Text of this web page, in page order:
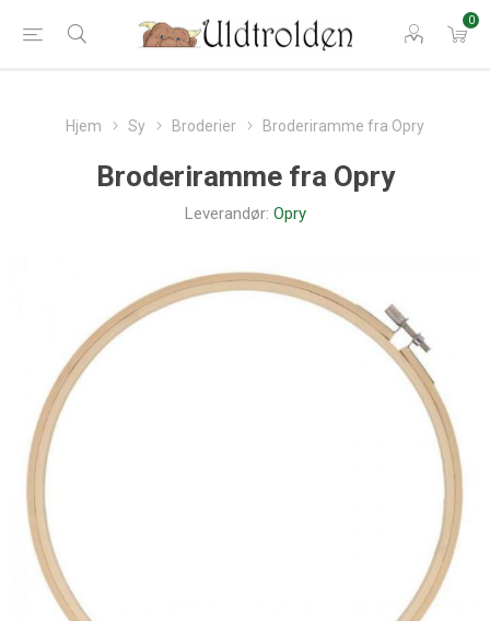
0
Hjem Sy Broderier Broderiramme fra Opry
Broderiramme fra Opry
Leverandør: Opry